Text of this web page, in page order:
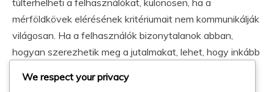
mérföldkövek elérésének kritériumait nem kommunikálják
világosan. Ha a felhasználók bizonytalanok abban,
hogyan szerezhetik meg a jutalmakat, lehet, hogy inkább
We respect your privacy